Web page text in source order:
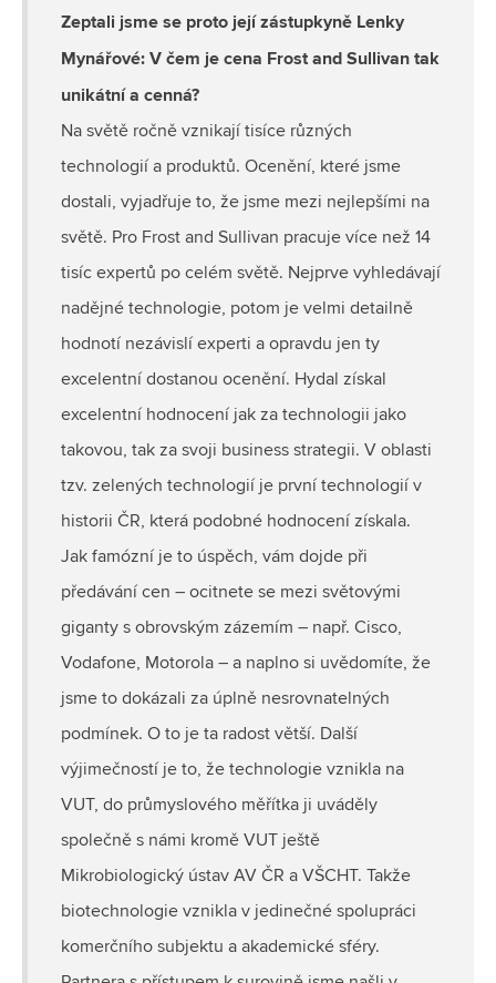
Zeptali jsme se proto její zástupkyně Lenky
Mynářové: V čem je cena Frost and Sullivan tak
unikátní a cenná?
Na světě ročně vznikají tisíce různých
technologií a produktů. Ocenění, které jsme
dostali, vyjadřuje to, že jsme mezi nejlepšími na
světě. Pro Frost and Sullivan pracuje více než 14
tisíc expertů po celém světě. Nejprve vyhledávají
nadějné technologie, potom je velmi detailně
hodnotí nezávislí experti a opravdu jen ty
excelentní dostanou ocenění. Hydal získal
excelentní hodnocení jak za technologii jako
takovou, tak za svoji business strategii. V oblasti
tzv. zelených technologií je první technologií v
historii ČR, která podobné hodnocení získala.
Jak famózní je to úspěch, vám dojde při
předávání cen – ocitnete se mezi světovými
giganty s obrovským zázemím – např. Cisco,
Vodafone, Motorola – a naplno si uvědomíte, že
jsme to dokázali za úplně nesrovnatelných
podmínek. O to je ta radost větší. Další
výjimečností je to, že technologie vznikla na
VUT, do průmyslového měřítka ji uváděly
společně s námi kromě VUT ještě
Mikrobiologický ústav AV ČR a VŠCHT. Takže
biotechnologie vznikla v jedinečné spolupráci
komerčního subjektu a akademické sféry.